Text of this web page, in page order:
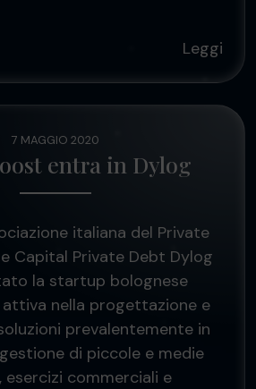
Leggi
7 MAGGIO 2020
entra in Dylog
italiana del Private
Capital Private Debt Dylog
la startup bolognese
nella progettazione e
prevalentemente in
di piccole e medie
esercizi commerciali e